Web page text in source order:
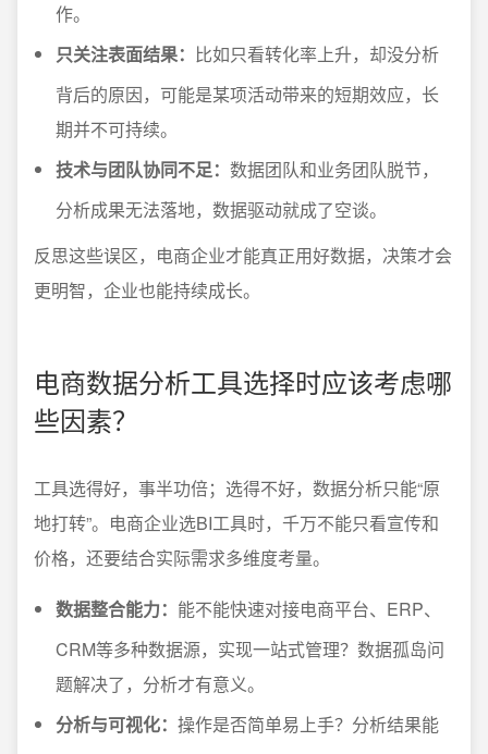
作。
只关注表面结果： 比如只看转化率上升，却没分析
背后的原因，可能是某项活动带来的短期效应，长
期并不可持续。
技术与团队协同不足： 数据团队和业务团队脱节，
分析成果无法落地，数据驱动就成了空谈。
反思这些误区，电商企业才能真正用好数据，决策才会
更明智，企业也能持续成长。
电商数据分析工具选择时应该考虑哪
些因素？
工具选得好，事半功倍；选得不好，数据分析只能“原
地打转”。电商企业选BI工具时，千万不能只看宣传和
价格，还要结合实际需求多维度考量。
数据整合能力： 能不能快速对接电商平台、ERP、
CRM等多种数据源，实现一站式管理？数据孤岛问
题解决了，分析才有意义。
分析与可视化： 操作是否简单易上手？分析结果能